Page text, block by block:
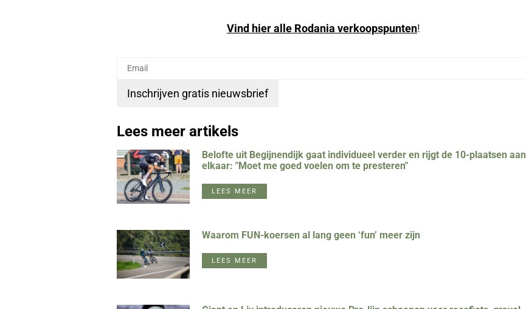
Vind hier alle Rodania verkoopspunten!
Lees meer artikels
Belofte uit Begijnendijk gaat individueel verder en rijgt de 10-plaatsen aan
elkaar: "Moet me goed voelen om te presteren"
LEES MEER
Waarom FUN-koersen al lang geen ‘fun’ meer zijn
LEES MEER